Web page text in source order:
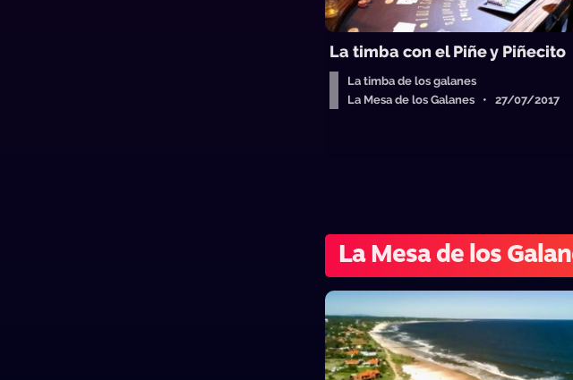
La timba con el Piñe y Piñecito
La timba de los galanes
La Mesa de los Galanes • 27/07/2017
La Mesa de los